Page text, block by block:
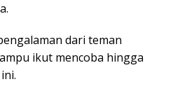
dari teman
ikut mencoba hingga